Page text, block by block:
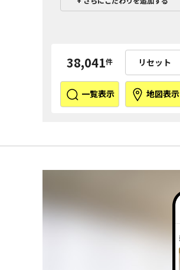
38,041件 リセット
一覧表示 地図表示